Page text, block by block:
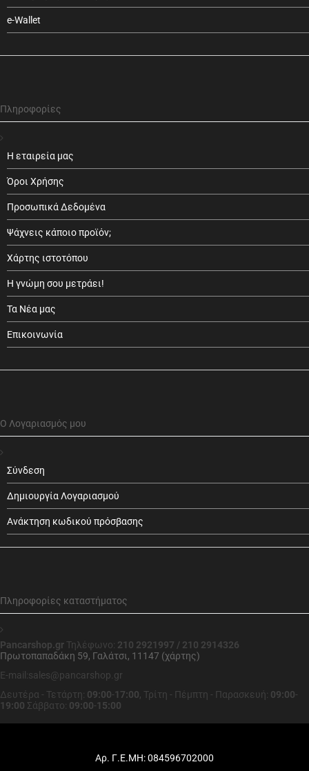
e-Wallet
Πληροφορίες
Η εταιρεία μας
Όροι Χρήσης
Προσωπικά Δεδομένα
Ψάχνεις κάποιο προϊόν;
Χάρτης ιστοτόπου
Η γνώμη σου μετράει!
Τα Νέα μας
Επικοινωνία
Ο Λογαριασμός μου
Σύνδεση
Δημιουργία Λογαριασμού
Ανάκτηση κωδικού πρόσβασης
Πληροφορίες καταστήματος
Pancarshop.gr Τηλέφωνο: 210 2921997 / 210 2914326
Πρωτοπαπαδάκη 59, Γαλάτσι, 11147 (χάρτης)
E-mail:sales@pancarshop.gr
Δευτέρα - Τετάρτη: 09:00-17:00, Τρίτη - Πέμπτη - Παρασκευή: 09:00-
19:00 Σάββατο: 09:00-15:00
Αρ. Γ.Ε.ΜΗ: 084596702000